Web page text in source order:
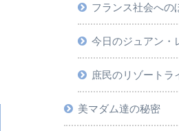
フランス社会への
今日のジュアン・
庶民のリゾートラ
美マダム達の秘密